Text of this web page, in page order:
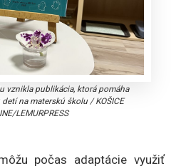
vznikla publikácia, ktorá pomáha
na materskú školu/KOŠICE
LEMURPRESS
počas adaptácie využiť